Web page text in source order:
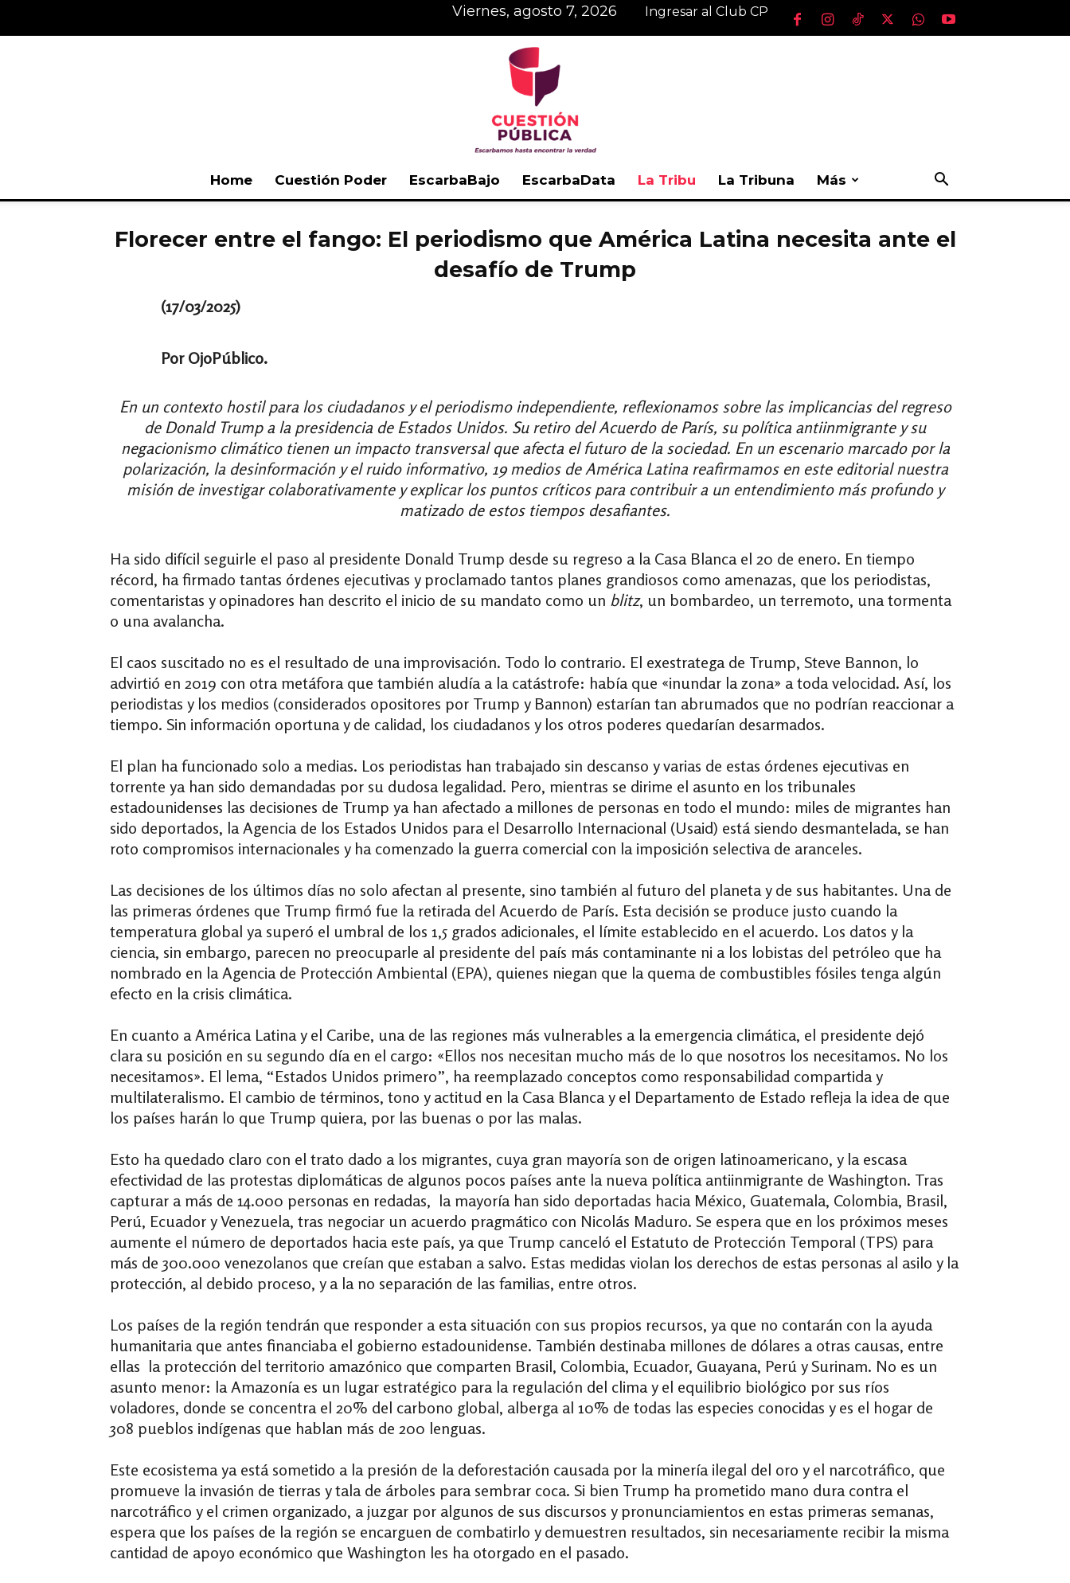
viernes, agosto 7, 2026 Ingresar al Club CP
Home Cuestión Poder EscarbaBajo EscarbaData La Tribu La Tribuna Más
Florecer entre el fango: El periodismo que América Latina necesita ante el
desafío de Trump
(17/03/2025)
Por OjoPúblico.
En un contexto hostil para los ciudadanos y el periodismo independiente, reflexionamos sobre las implicancias del regreso
de Donald Trump a la presidencia de Estados Unidos. Su retiro del Acuerdo de París, su política antiinmigrante y su
negacionismo climático tienen un impacto transversal que afecta el futuro de la sociedad. En un escenario marcado por la
polarización, la desinformación y el ruido informativo, 19 medios de América Latina reafirmamos en este editorial nuestra
misión de investigar colaborativamente y explicar los puntos críticos para contribuir a un entendimiento más profundo y
matizado de estos tiempos desafiantes.
Ha sido difícil seguirle el paso al presidente Donald Trump desde su regreso a la Casa Blanca el 20 de enero. En tiempo
récord, ha firmado tantas órdenes ejecutivas y proclamado tantos planes grandiosos como amenazas, que los periodistas,
comentaristas y opinadores han descrito el inicio de su mandato como un blitz, un bombardeo, un terremoto, una tormenta
o una avalancha.
El caos suscitado no es el resultado de una improvisación. Todo lo contrario. El exestratega de Trump, Steve Bannon, lo
advirtió en 2019 con otra metáfora que también aludía a la catástrofe: había que «inundar la zona» a toda velocidad. Así, los
periodistas y los medios (considerados opositores por Trump y Bannon) estarían tan abrumados que no podrían reaccionar a
tiempo. Sin información oportuna y de calidad, los ciudadanos y los otros poderes quedarían desarmados.
El plan ha funcionado solo a medias. Los periodistas han trabajado sin descanso y varias de estas órdenes ejecutivas en
torrente ya han sido demandadas por su dudosa legalidad. Pero, mientras se dirime el asunto en los tribunales
estadounidenses las decisiones de Trump ya han afectado a millones de personas en todo el mundo: miles de migrantes han
sido deportados, la Agencia de los Estados Unidos para el Desarrollo Internacional (Usaid) está siendo desmantelada, se han
roto compromisos internacionales y ha comenzado la guerra comercial con la imposición selectiva de aranceles.
Las decisiones de los últimos días no solo afectan al presente, sino también al futuro del planeta y de sus habitantes. Una de
las primeras órdenes que Trump firmó fue la retirada del Acuerdo de París. Esta decisión se produce justo cuando la
temperatura global ya superó el umbral de los 1,5 grados adicionales, el límite establecido en el acuerdo. Los datos y la
ciencia, sin embargo, parecen no preocuparle al presidente del país más contaminante ni a los lobistas del petróleo que ha
nombrado en la Agencia de Protección Ambiental (EPA), quienes niegan que la quema de combustibles fósiles tenga algún
efecto en la crisis climática.
En cuanto a América Latina y el Caribe, una de las regiones más vulnerables a la emergencia climática, el presidente dejó
clara su posición en su segundo día en el cargo: «Ellos nos necesitan mucho más de lo que nosotros los necesitamos. No los
necesitamos». El lema, “Estados Unidos primero”, ha reemplazado conceptos como responsabilidad compartida y
multilateralismo. El cambio de términos, tono y actitud en la Casa Blanca y el Departamento de Estado refleja la idea de que
los países harán lo que Trump quiera, por las buenas o por las malas.
Esto ha quedado claro con el trato dado a los migrantes, cuya gran mayoría son de origen latinoamericano, y la escasa
efectividad de las protestas diplomáticas de algunos pocos países ante la nueva política antiinmigrante de Washington. Tras
capturar a más de 14.000 personas en redadas, la mayoría han sido deportadas hacia México, Guatemala, Colombia, Brasil,
Perú, Ecuador y Venezuela, tras negociar un acuerdo pragmático con Nicolás Maduro. Se espera que en los próximos meses
aumente el número de deportados hacia este país, ya que Trump canceló el Estatuto de Protección Temporal (TPS) para
más de 300.000 venezolanos que creían que estaban a salvo. Estas medidas violan los derechos de estas personas al asilo y la
protección, al debido proceso, y a la no separación de las familias, entre otros.
Los países de la región tendrán que responder a esta situación con sus propios recursos, ya que no contarán con la ayuda
humanitaria que antes financiaba el gobierno estadounidense. También destinaba millones de dólares a otras causas, entre
ellas la protección del territorio amazónico que comparten Brasil, Colombia, Ecuador, Guayana, Perú y Surinam. No es un
asunto menor: la Amazonía es un lugar estratégico para la regulación del clima y el equilibrio biológico por sus ríos
voladores, donde se concentra el 20% del carbono global, alberga al 10% de todas las especies conocidas y es el hogar de
308 pueblos indígenas que hablan más de 200 lenguas.
Este ecosistema ya está sometido a la presión de la deforestación causada por la minería ilegal del oro y el narcotráfico, que
promueve la invasión de tierras y tala de árboles para sembrar coca. Si bien Trump ha prometido mano dura contra el
narcotráfico y el crimen organizado, a juzgar por algunos de sus discursos y pronunciamientos en estas primeras semanas,
espera que los países de la región se encarguen de combatirlo y demuestren resultados, sin necesariamente recibir la misma
cantidad de apoyo económico que Washington les ha otorgado en el pasado.